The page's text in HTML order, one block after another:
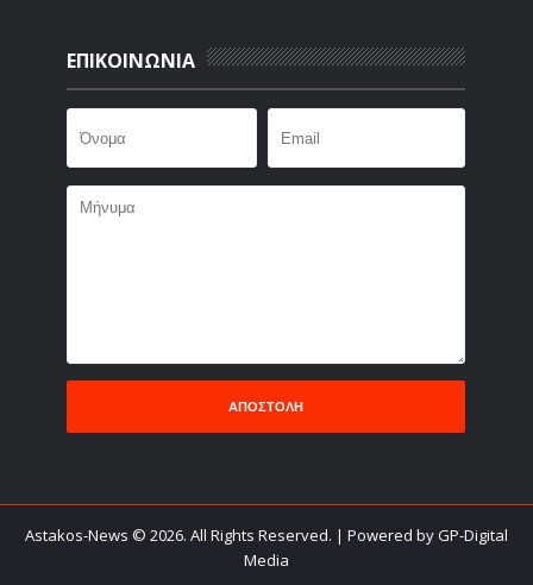
ΕΠΙΚΟΙΝΩΝΙΑ
Astakos-News © 2026. All Rights Reserved. | Powered by GP-Digital
Media